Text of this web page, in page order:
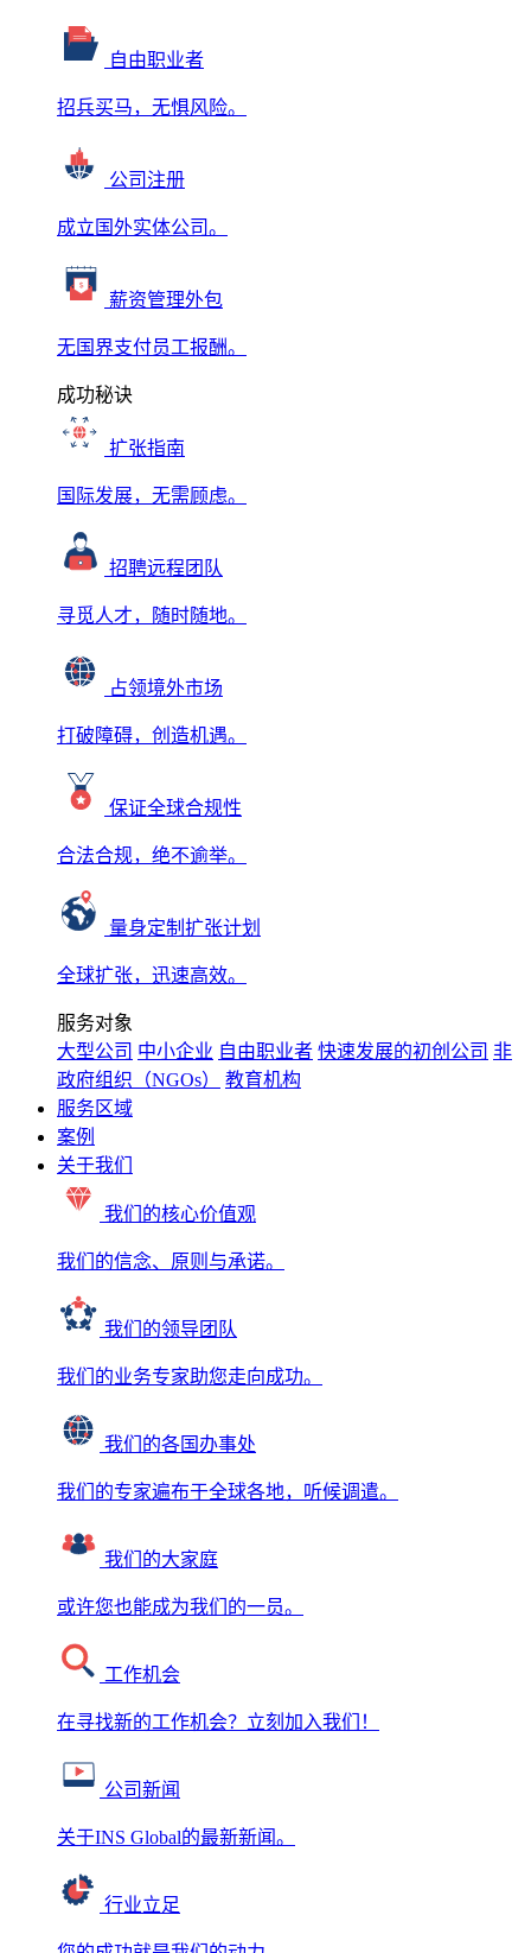
自由职业者
招兵买马，无惧风险。
公司注册
成立国外实体公司。
薪资管理外包
无国界支付员工报酬。
成功秘诀
扩张指南
国际发展，无需顾虑。
招聘远程团队
寻觅人才，随时随地。
占领境外市场
打破障碍，创造机遇。
保证全球合规性
合法合规，绝不逾举。
量身定制扩张计划
全球扩张，迅速高效。
服务对象
大型公司 中小企业 自由职业者 快速发展的初创公司 非
政府组织（NGOs）
教育机构
服务区域
案例
关于我们
我们的核心价值观
我们的信念、原则与承诺。
我们的领导团队
我们的业务专家助您走向成功。
我们的各国办事处
我们的专家遍布于全球各地，听候调遣。
我们的大家庭
或许您也能成为我们的一员。
工作机会
在寻找新的工作机会？立刻加入我们！
公司新闻
关于INS Global的最新新闻。
行业立足